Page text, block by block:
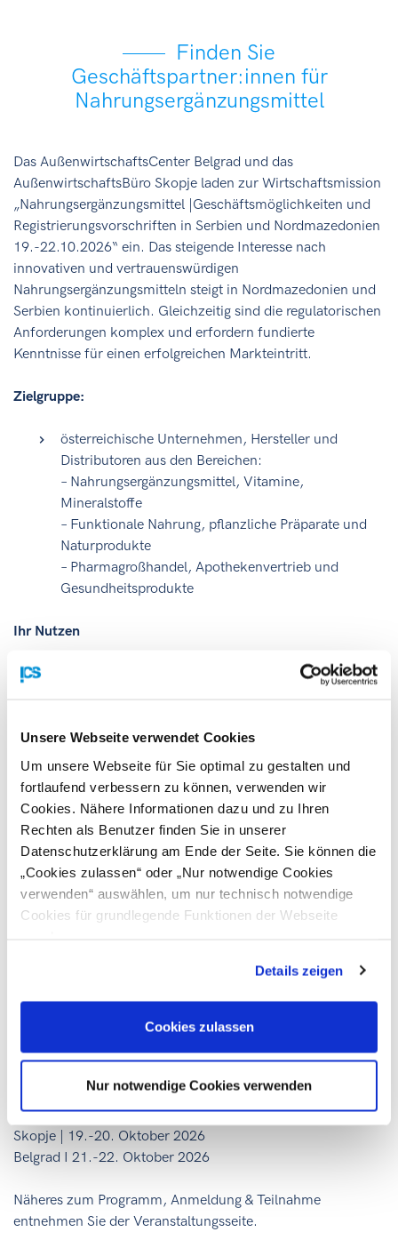
Unsere Webseite verwendet Cookies
Um unsere Webseite für Sie optimal zu gestalten und
fortlaufend verbessern zu können, verwenden wir
Cookies. Nähere Informationen dazu und zu Ihren
Rechten als Benutzer finden Sie in unserer
Datenschutzerklärung am Ende der Seite. Sie können die
„Cookies zulassen“ oder „Nur notwendige Cookies
verwenden“ auswählen, um nur technisch notwendige
Cookies für grundlegende Funktionen der Webseite
Details zeigen
Cookies zulassen
Nur notwendige Cookies verwenden
Finden Sie
Geschäftspartner:innen für
Nahrungsergänzungsmittel
Das AußenwirtschaftsCenter Belgrad und das
AußenwirtschaftsBüro Skopje laden zur Wirtschaftsmission
„Nahrungsergänzungsmittel |Geschäftsmöglichkeiten und
Registrierungsvorschriften in Serbien und Nordmazedonien
19.-22.10.2026“ ein. Das steigende Interesse nach
innovativen und vertrauenswürdigen
Nahrungsergänzungsmitteln steigt in Nordmazedonien und
Serbien kontinuierlich. Gleichzeitig sind die regulatorischen
Anforderungen komplex und erfordern fundierte
Kenntnisse für einen erfolgreichen Markteintritt.
Zielgruppe:
österreichische Unternehmen, Hersteller und
Distributoren aus den Bereichen:
– Nahrungsergänzungsmittel, Vitamine,
Mineralstoffe
– Funktionale Nahrung, pflanzliche Präparate und
Naturprodukte
– Pharmagroßhandel, Apothekenvertrieb und
Gesundheitsprodukte
Ihr Nutzen
Direkter Zugang zu Entscheidungsträger:innen und
Anforderungen
Unterstützung bei Markteintritt und
Produktregistrierung
Möglichkeit zur Präsentation Ihres Unternehmens in
den dynamischen Wachstumsmärkten
Programmhighlights:
Vorstellung der gesetzlichen Anforderungen und
Registrierungsvorschriften für
Nahrungsergänzungsmittel
B2B-Gespräche mit Importeur:innen,
Wo und wann?
Skopje | 19.-20. Oktober 2026
Belgrad I 21.-22. Oktober 2026
Näheres zum Programm, Anmeldung & Teilnahme
entnehmen Sie der Veranstaltungsseite.